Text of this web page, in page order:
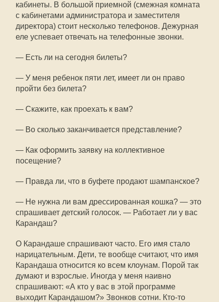
кабинеты. В большой приемной (смежная комната
с кабинетами администратора и заместителя
директора) стоит несколько телефонов. Дежурная
еле успевает отвечать на телефонные звонки.
— Есть ли на сегодня билеты?
— У меня ребенок пяти лет, имеет ли он право
пройти без билета?
— Скажите, как проехать к вам?
— Во сколько заканчивается представление?
— Как оформить заявку на коллективное
посещение?
— Правда ли, что в буфете продают шампанское?
— Не нужна ли вам дрессированная кошка? — это
спрашивает детский голосок. — Работает ли у вас
Карандаш?
О Карандаше спрашивают часто. Его имя стало
нарицательным. Дети, те вообще считают, что имя
Карандаша относится ко всем клоунам. Порой так
думают и взрослые. Иногда у меня наивно
спрашивают: «А кто у вас в этой программе
выходит Карандашом?» Звонков сотни. Кто-то